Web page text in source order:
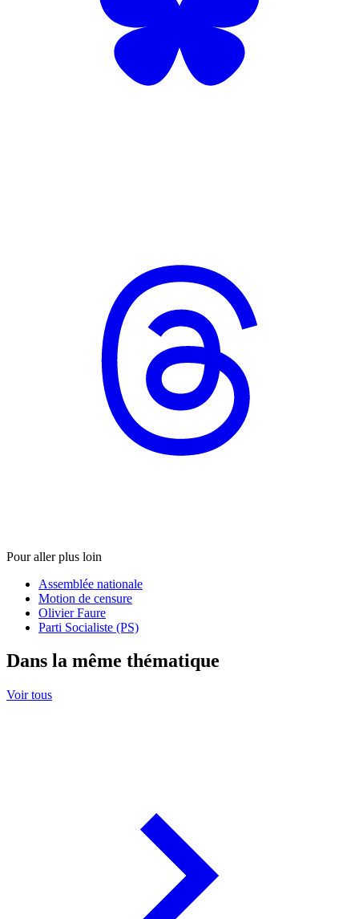
Pour aller plus loin
Assemblée nationale
Motion de censure
Olivier Faure
Parti Socialiste (PS)
Dans la même thématique
Voir tous